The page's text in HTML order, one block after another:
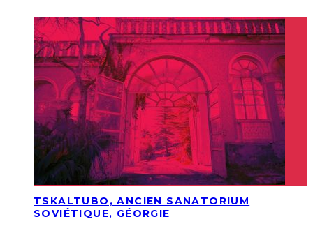
TSKALTUBO, ANCIEN SANATORIUM
SOVIÉTIQUE, GÉORGIE